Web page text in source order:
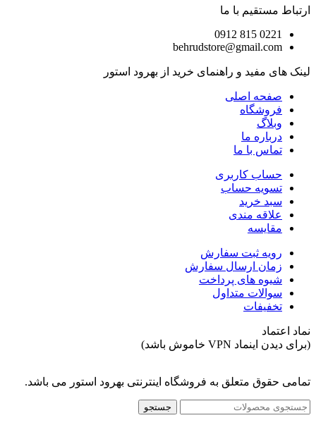
ارتباط مستقیم با ما
0221 815 0912
behrudstore@gmail.com
لینک های مفید و راهنمای خرید از بهرود استور
صفحه اصلی
فروشگاه
وبلاگ
درباره ما
تماس با ما
حساب کاربری
تسویه حساب
سبد خرید
علاقه مندی
مقایسه
رویه ثبت سفارش
زمان ارسال سفارش
شیوه های پرداخت
سوالات متداول
تخفیفات
نماد اعتماد
(برای دیدن اینماد VPN خاموش باشد)
تمامی حقوق متعلق به فروشگاه اینترنتی بهرود استور می باشد.
جستجو